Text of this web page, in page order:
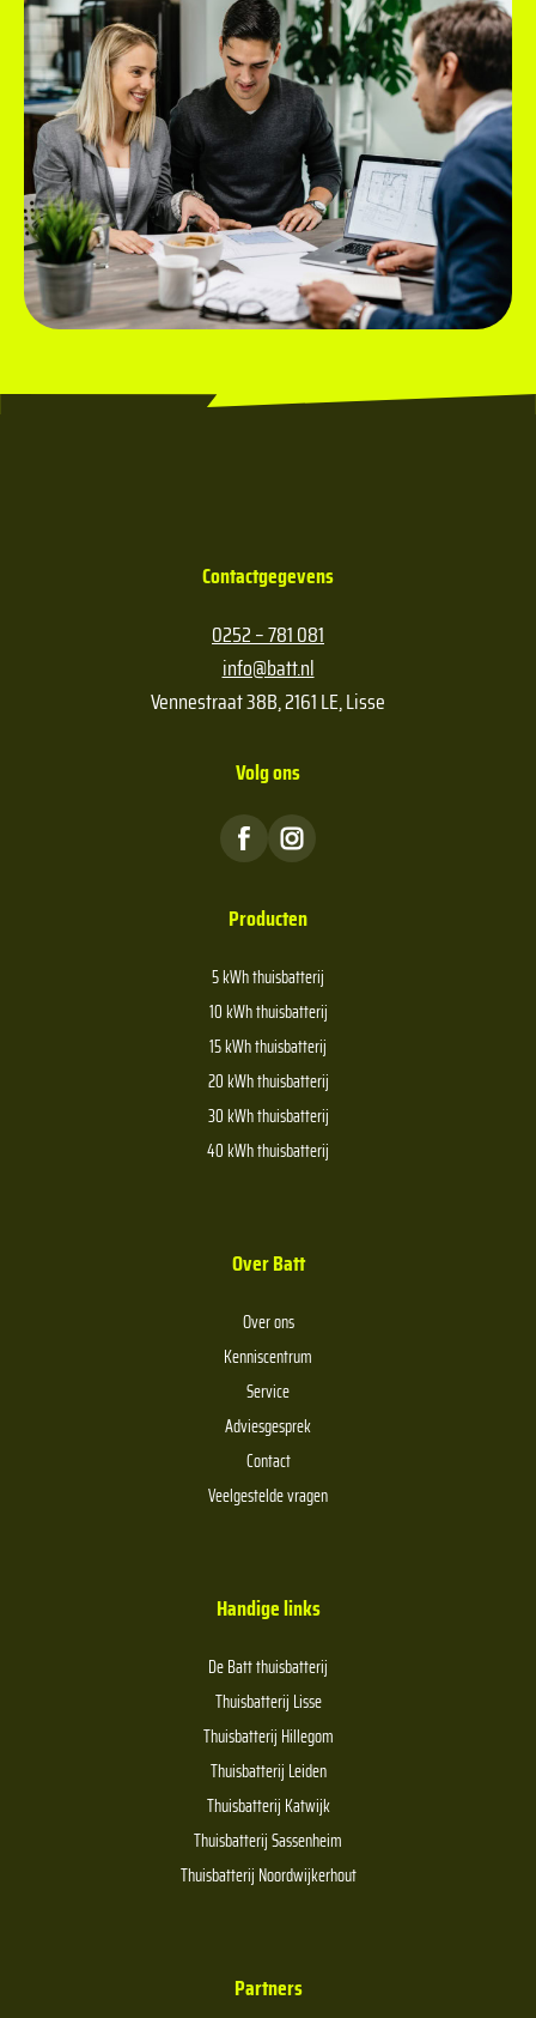
Contactgegevens
0252 – 781 081
info@batt.nl
Vennestraat 38B, 2161 LE, Lisse
Volg ons
Producten
5 kWh thuisbatterij
10 kWh thuisbatterij
15 kWh thuisbatterij
20 kWh thuisbatterij
30 kWh thuisbatterij
40 kWh thuisbatterij
Over Batt
Over ons
Kenniscentrum
Service
Adviesgesprek
Contact
Veelgestelde vragen
Handige links
De Batt thuisbatterij
Thuisbatterij Lisse
Thuisbatterij Hillegom
Thuisbatterij Leiden
Thuisbatterij Katwijk
Thuisbatterij Sassenheim
Thuisbatterij Noordwijkerhout
Partners